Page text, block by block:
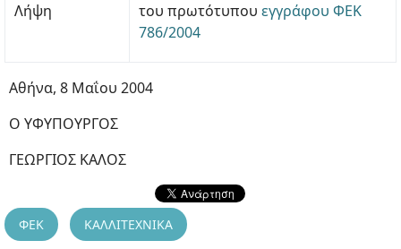
Λήψη του πρωτότυπου εγγράφου ΦΕΚ
786/2004
Αθήνα, 8 Μαΐου 2004
Ο ΥΦΥΠΟΥΡΓΟΣ
ΓΕΩΡΓΙΟΣ ΚΑΛΟΣ
ΦΕΚ ΚΑΛΛΙΤΕΧΝΙΚΑ